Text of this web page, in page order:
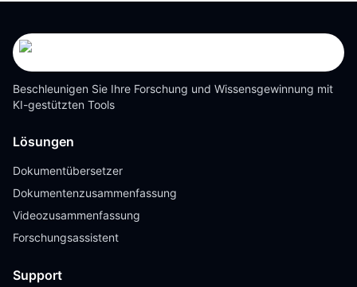
Beschleunigen Sie Ihre Forschung und Wissensgewinnung mit
KI-gestützten Tools
Lösungen
Dokumentübersetzer
Dokumentenzusammenfassung
Videozusammenfassung
Forschungsassistent
Support